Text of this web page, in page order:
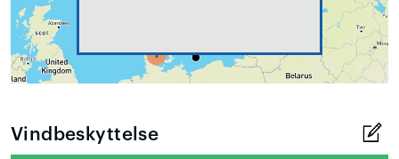
Vindbeskyttelse